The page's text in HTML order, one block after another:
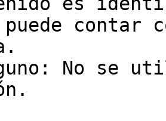
puede contar